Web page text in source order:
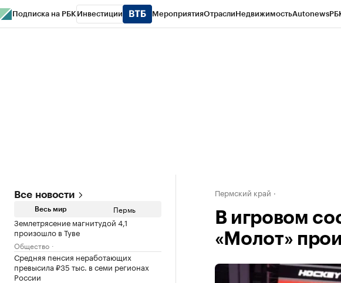
Подписка на РБК Инвестиции МероприятияОтраслиНедвижимостьAutonews
Все новости
Весь мир Пермь
Землетрясение магнитудой 4,1
произошло в Туве
Общество
Средняя пенсия неработающих
превысила ₽35 тыс. в семи регионах
России
Пермский край
В игровом
«Молот»